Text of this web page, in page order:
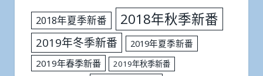
標籤
2018年夏季新番 2018年秋季新番